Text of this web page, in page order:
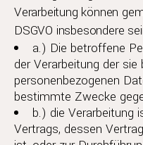
Verarbeitung können
DSGVO insbesondere
a.) Die betroffene
der Verarbeitung der
personenbezogenen
bestimmte Zwecke
b.) die Verarbeitung
Vertrags, dessen